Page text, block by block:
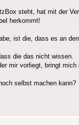
steht, hat mit der
herkommt!
ist die, dass es an
die das nicht wissen.
mir vorliegt, bringt mich
selbst machen kann?